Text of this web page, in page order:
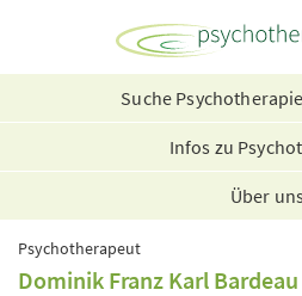
Suche
Infos zu
Über uns
Psychotherapeut
Dominik Franz Karl Bardeau